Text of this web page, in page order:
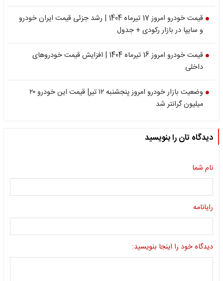
قیمت خودرو امروز 17 تیرماه 1404 | رشد جزئی قیمت ایران خودرو
و سایپا در بازار رکودی + جدول
قیمت خودرو امروز 16 تیرماه 1404 | افزایش قیمت خودروهای
داخلی
وضعیت بازار خودرو امروز پنجشنبه ۱۲ تیر| قیمت این خودرو ۲۰
میلیون گرانتر شد
دیدگاه تان را بنویسید
نام شما
رایانامه
دیدگاه خود را اینجا بنویسید: